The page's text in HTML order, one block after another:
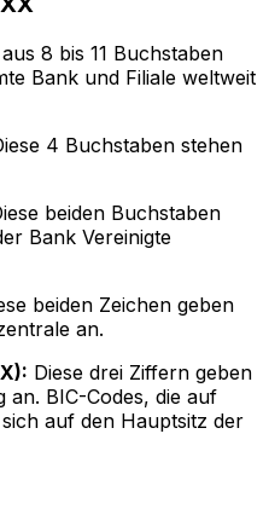
8 bis 11 Buchstaben
Bank und Filiale weltweit
4 Buchstaben stehen
beiden Buchstaben
Bank Vereinigte
beiden Zeichen geben
an.
Diese drei Ziffern geben
an. BIC-Codes, die auf
auf den Hauptsitz der